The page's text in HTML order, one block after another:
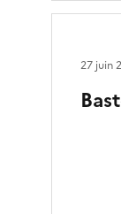
27 juin